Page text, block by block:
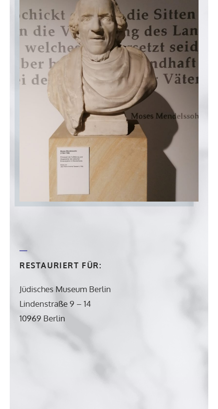
RESTAURIERT FÜR:
Jüdisches Museum Berlin
Lindenstraße 9 – 14
10969 Berlin